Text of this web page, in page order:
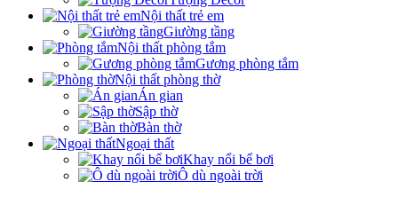
Nội thất trẻ em
Giường tầng
Nội thất phòng tắm
Gương phòng tắm
Nội thất phòng thờ
Án gian
Sập thờ
Bàn thờ
Ngoại thất
Khay nổi bể bơi
Ô dù ngoài trời